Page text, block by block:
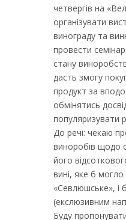
четвергів на
організувати
винограду та
провести
стану
дасть змогу
продукт за
обмінятись
популяризувати
До речі: чекаю
виноробів щодо
його
вині, яке б
«Севлюшське», і
(екслюзивним
Буду